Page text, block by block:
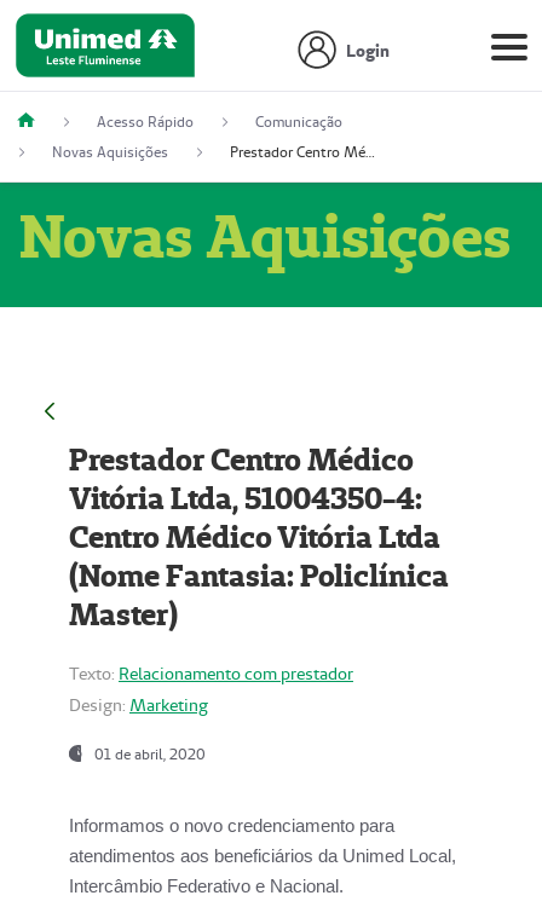
Login
Acesso Rápido
Comunicação
Novas Aquisições
Prestador Centro Médico Vitória Ltda, 51004350-4: Centro Médico Vitória Ltda (Nome Fantasia: Policlínica Master)
Novas Aquisições
Prestador Centro Médico
Vitória Ltda, 51004350-4:
Centro Médico Vitória Ltda
(Nome Fantasia: Policlínica
Master)
Texto: Relacionamento com prestador
Design: Marketing
01 de abril, 2020
Informamos o novo credenciamento para
atendimentos aos beneficiários da Unimed Local,
Intercâmbio Federativo e Nacional.